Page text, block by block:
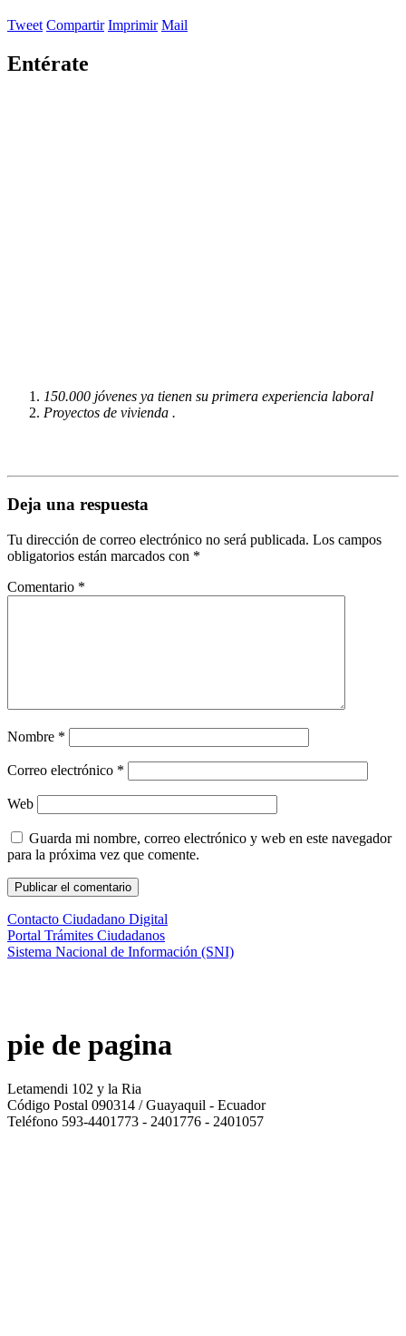
Tweet Compartir Imprimir Mail
Entérate
150.000 jóvenes ya tienen su primera experiencia laboral
Proyectos de vivienda .
Deja una respuesta
Tu dirección de correo electrónico no será publicada. Los campos
obligatorios están marcados con *
Comentario *
Nombre *
Correo electrónico *
Web
Guarda mi nombre, correo electrónico y web en este navegador
para la próxima vez que comente.
Contacto Ciudadano Digital
Portal Trámites Ciudadanos
Sistema Nacional de Información (SNI)
pie de pagina
Letamendi 102 y la Ria
Código Postal 090314 / Guayaquil - Ecuador
Teléfono 593-4401773 - 2401776 - 2401057